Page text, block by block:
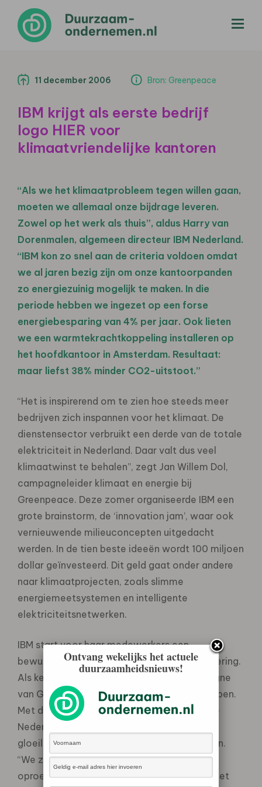
11 december 2006 Bron: Greenpeace
IBM krijgt als eerste bedrijf
logo HIER voor
klimaatvriendelijke kantoren
“Als we het klimaatprobleem tegen willen gaan,
moeten we allemaal onze bijdrage leveren.
Zowel op het werk als thuis”, aldus Harry van
Dorenmalen, algemeen directeur IBM Nederland.
“IBM kon zo snel aan de criteria voldoen omdat
we al jaren bezig zijn om onze kantoorpanden
zo energiezuinig mogelijk te maken. In die
periode hebben we ingezet op een forse
energiebesparing van 4% per jaar. Ook lieten
we een warmtekrachtkoppeling installeren op
het hoofdkantoor in Amsterdam. Resultaat:
maar liefst 38% minder CO2-uitstoot.”
“Het is inspirerend om te zien hoe steeds meer
bedrijven zich inspannen voor het klimaat. De
dienstensector verbruikt een derde van de totale
elektriciteit in Nederland. Daar valt dus veel
klimaatwinst te behalen”, zegt Jan Willem Dol,
campagneleider klimaat en energie bij
Greenpeace. Deze zomer organiseerde IBM een
grote brainstorm, de ‘innovation jam’, waar ook
vernieuwende milieuconcepten uitgedacht
werden. In de tien beste ideeën wordt 100 miljoen
dollar geïnvesteerd. Dit geld gaat onder andere
naar klimaatprojecten, zoals slimme
energiemeetsystemen en intelligente
elektriciteitsnetwerken.
IBM start voor haar medewerkers een
bewustzijnsprogramma over klimaatverandering.
Als kerstactie doet IBM mee aan de campagne
van Greenpeace voor één miljoen spaarlampen.
Met deze campagne stimuleert Greenpeace
Nederlanders om hun energieverslindende
gloeilampen te vervangen door spaarlampen.
“We zijn blij dat IBM ook haar medewerkers
oproept om in het dagelijks leven slimmer met
Ontvang wekelijks het actuele
duurzaamheidsnieuws!